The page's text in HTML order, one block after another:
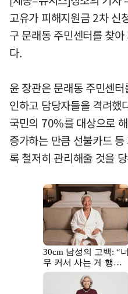
고유가 피해지원금 2차 신
구 문래동 주민센터를 찾
다.
윤 장관은 문래동 주민센
인하고 담당자들을 격려했
국민의 70%를 대상으로
증가하는 만큼 선불카드
록 철저히 관리해줄 것을